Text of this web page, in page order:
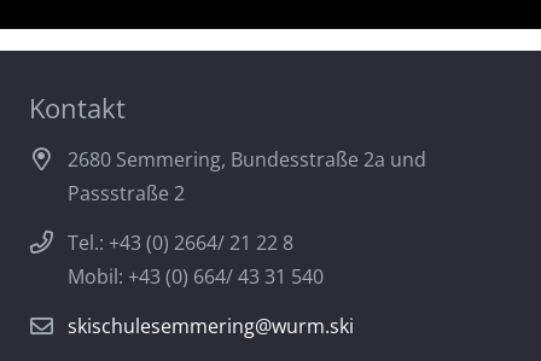
Kontakt
2680 Semmering, Bundesstraße 2a und
Passstraße 2
Tel.: +43 (0) 2664/ 21 22 8
Mobil: +43 (0) 664/ 43 31 540
skischulesemmering@wurm.ski